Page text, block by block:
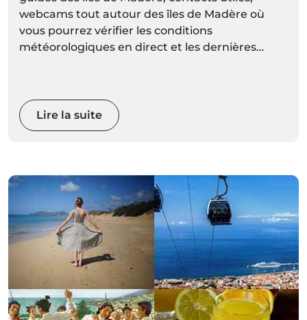
webcams tout autour des îles de Madère où
vous pourrez vérifier les conditions
météorologiques en direct et les dernières
Lire la suite